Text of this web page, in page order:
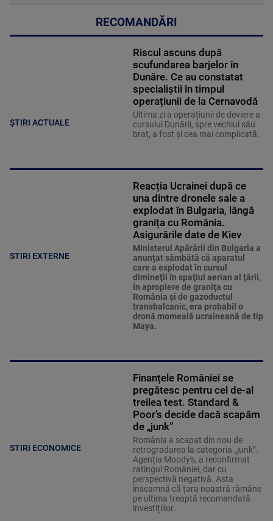
RECOMANDĂRI
ȘTIRI ACTUALE
Riscul ascuns după
scufundarea barjelor în
Dunăre. Ce au constatat
specialiștii în timpul
operațiunii de la Cernavodă
Ultima zi a operațiunii de deviere a
cursului Dunării, spre vechiul său
braț, a fost și cea mai complicată.
STIRI EXTERNE
Reacția Ucrainei după ce
una dintre dronele sale a
explodat în Bulgaria, lângă
granița cu România.
Asigurările date de Kiev
Ministerul Apărării din Bulgaria a
anunţat sâmbătă că aparatul
care a explodat în cursul
dimineţii în spaţiul aerian al ţării,
în apropiere de graniţa cu
România şi de gazoductul
transbalcanic, era probabil o
dronă momeală ucraineană de tip
Maya.
STIRI ECONOMICE
Finanțele României se
pregătesc pentru cel de-al
treilea test. Standard &
Poor’s decide dacă scapăm
de „junk”
România a scapat din nou de
retrogradarea la categoria „junk”.
Agenția Moody's, a reconfirmat
ratingul României, dar cu
perspectivă negativă. Asta
înseamnă că țara noastră rămâne
pe ultima treaptă recomandată
investițiilor.